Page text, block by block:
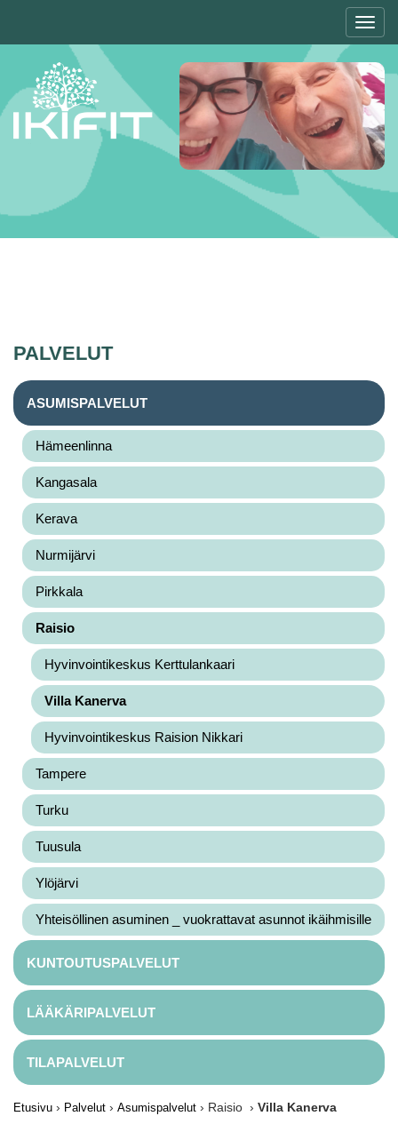
PALVELUT
ASUMISPALVELUT
Hämeenlinna
Kangasala
Kerava
Nurmijärvi
Pirkkala
Raisio
Hyvinvointikeskus Kerttulankaari
Villa Kanerva
Hyvinvointikeskus Raision Nikkari
Tampere
Turku
Tuusula
Ylöjärvi
Yhteisöllinen asuminen _ vuokrattavat asunnot ikäihmisille
KUNTOUTUSPALVELUT
LÄÄKÄRIPALVELUT
TILAPALVELUT
Etusivu › Palvelut › Asumispalvelut › Raisio › Villa Kanerva